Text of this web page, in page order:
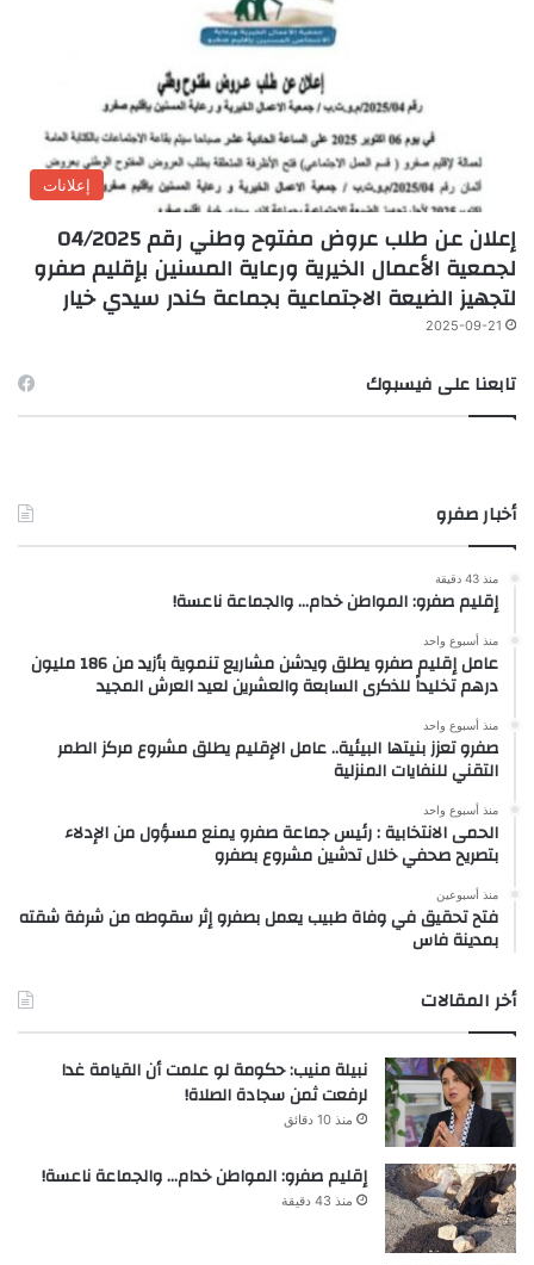
إعلانات
إعلان عن طلب عروض مفتوح وطني رقم 04/2025
لجمعية الأعمال الخيرية ورعاية المسنين بإقليم صفرو
لتجهيز الضيعة الاجتماعية بجماعة كندر سيدي خيار
2025-09-21
تابعنا على فيسبوك
أخبار صفرو
منذ 43 دقيقة
إقليم صفرو: المواطن خدام… والجماعة ناعسة!
منذ أسبوع واحد
عامل إقليم صفرو يطلق ويدشن مشاريع تنموية بأزيد من 186 مليون
درهم تخليداً للذكرى السابعة والعشرين لعيد العرش المجيد
منذ أسبوع واحد
صفرو تعزز بنيتها البيئية.. عامل الإقليم يطلق مشروع مركز الطمر
التقني للنفايات المنزلية
منذ أسبوع واحد
الحمى الانتخابية : رئيس جماعة صفرو يمنع مسؤول من الإدلاء
بتصريح صحفي خلال تدشين مشروع بصفرو
منذ أسبوعين
فتح تحقيق في وفاة طبيب يعمل بصفرو إثر سقوطه من شرفة شقته
بمدينة فاس
أخر المقالات
نبيلة منيب: حكومة لو علمت أن القيامة غدا
لرفعت ثمن سجادة الصلاة!
منذ 10 دقائق
إقليم صفرو: المواطن خدام… والجماعة ناعسة!
منذ 43 دقيقة